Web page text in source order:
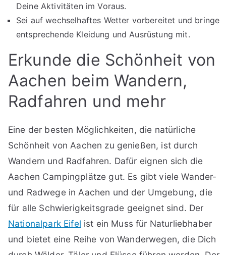
Deine Aktivitäten im Voraus.
Sei auf wechselhaftes Wetter vorbereitet und bringe
entsprechende Kleidung und Ausrüstung mit.
Erkunde die Schönheit von
Aachen beim Wandern,
Radfahren und mehr
Eine der besten Möglichkeiten, die natürliche
Schönheit von Aachen zu genießen, ist durch
Wandern und Radfahren. Dafür eignen sich die
Aachen Campingplätze gut. Es gibt viele Wander-
und Radwege in Aachen und der Umgebung, die
für alle Schwierigkeitsgrade geeignet sind. Der
Nationalpark Eifel ist ein Muss für Naturliebhaber
und bietet eine Reihe von Wanderwegen, die Dich